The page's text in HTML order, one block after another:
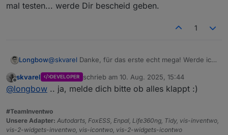
mal testen... werde Dir bescheid geben.
1
Longbow@skvarel Danke, für das erste echt mega! Werde ich
Offline
skvarel DEVELOPER schrieb am 10. Aug. 2025, 15:44
zuletzt editiert von
@longbow .. ja, melde dich bitte ob alles klappt :)
#TeamInventwo
Unsere Adapter: Autodarts, FoxESS, Enpal, Life360ng, Tidy, vis-inventwo,
vis-2-widgets-inventwo, vis-icontwo, vis-2-widgets-icontwo